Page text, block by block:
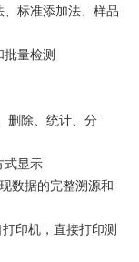
标准添加法、样品
量检测
删除、统计、分
式显示
数据的完整溯源和
印机，直接打印测